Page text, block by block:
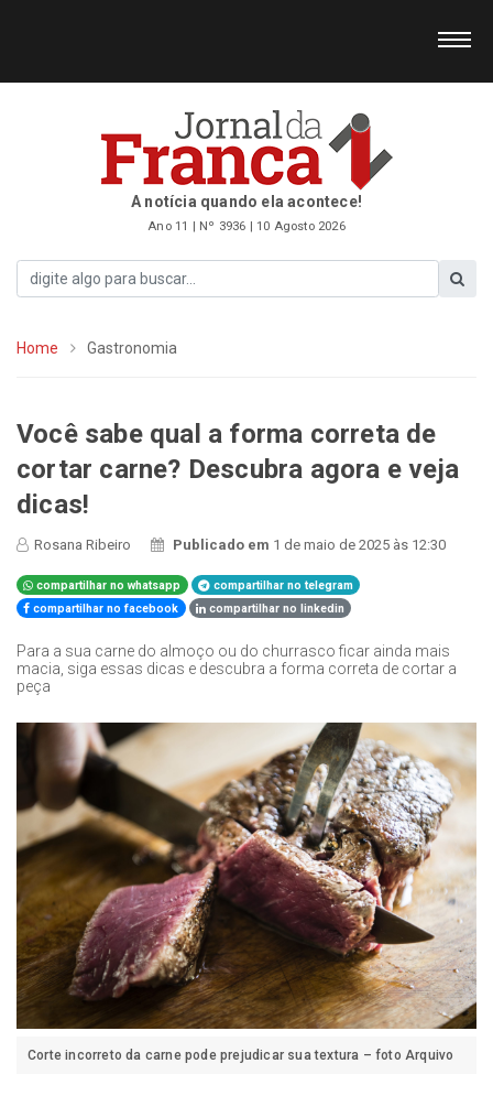
A notícia quando ela acontece!
Ano 11 | Nº 3936 | 10 Agosto 2026
Home Gastronomia
Você sabe qual a forma correta de
cortar carne? Descubra agora e veja
dicas!
Rosana Ribeiro Publicado em 1 de maio de 2025 às 12:30
compartilhar no whatsapp
compartilhar no telegram
compartilhar no facebook
compartilhar no linkedin
Para a sua carne do almoço ou do churrasco ficar ainda mais
macia, siga essas dicas e descubra a forma correta de cortar a
peça
Corte incorreto da carne pode prejudicar sua textura – foto Arquivo